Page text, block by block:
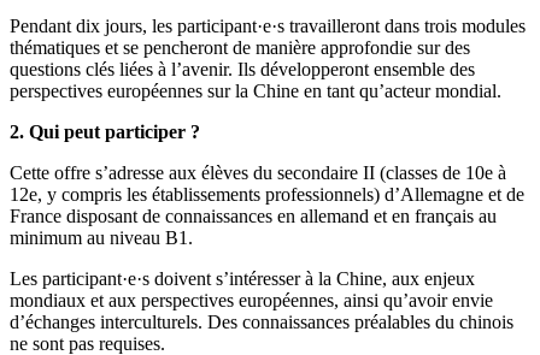
Pendant dix jours, les participant·e·s travailleront dans trois modules
thématiques et se pencheront de manière approfondie sur des
questions clés liées à l’avenir. Ils développeront ensemble des
perspectives européennes sur la Chine en tant qu’acteur mondial.
2. Qui peut participer ?
Cette offre s’adresse aux élèves du secondaire II (classes de 10e à
12e, y compris les établissements professionnels) d’Allemagne et de
France disposant de connaissances en allemand et en français au
minimum au niveau B1.
Les participant·e·s doivent s’intéresser à la Chine, aux enjeux
mondiaux et aux perspectives européennes, ainsi qu’avoir envie
d’échanges interculturels. Des connaissances préalables du chinois
ne sont pas requises.